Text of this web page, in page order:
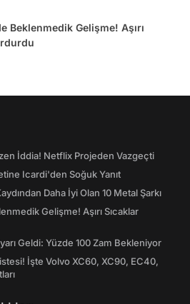
Beklenmedik Gelişme! Aşırı
İddia! Netflix Projeden Vazgeçti
Icardi'den Soğuk Yanıt
Daha İyi Olan 10 Metal Şarkı
Gelişme! Aşırı Sıcaklar
Geldi: Yüzde 100 Zam Bekleniyor
İşte Volvo XC60, XC90, EC40,